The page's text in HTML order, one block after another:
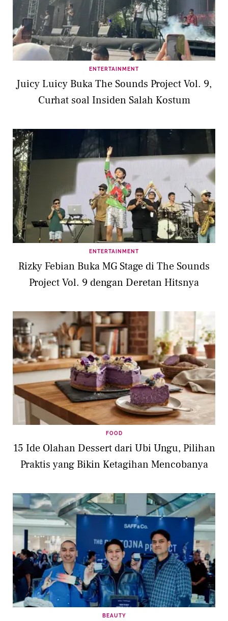
ENTERTAINMENT
Juicy Luicy Buka The Sounds Project Vol. 9,
Curhat soal Insiden Salah Kostum
ENTERTAINMENT
Rizky Febian Buka MG Stage di The Sounds
Project Vol. 9 dengan Deretan Hitsnya
FOOD
15 Ide Olahan Dessert dari Ubi Ungu, Pilihan
Praktis yang Bikin Ketagihan Mencobanya
BEAUTY